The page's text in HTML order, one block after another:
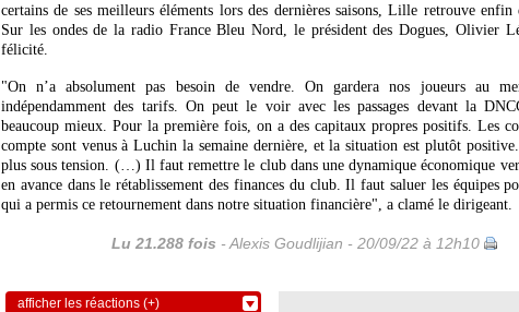
certains de ses meilleurs éléments lors des dernières saisons, Lille retrouve enfin
Sur les ondes de la radio France Bleu Nord, le président des Dogues, Olivier
félicité.
"On n’a absolument pas besoin de vendre. On gardera nos joueurs au
indépendamment des tarifs. On peut le voir avec les passages devant la
beaucoup mieux. Pour la première fois, on a des capitaux propres positifs. Les
compte sont venus à Luchin la semaine dernière, et la situation est plutôt
plus sous tension. (…) Il faut remettre le club dans une dynamique économique
en avance dans le rétablissement des finances du club. Il faut saluer les équipes
qui a permis ce retournement dans notre situation financière", a clamé le dirigeant.
Lu 21.288 fois - Alexis Goudlijian - 20/09/22 à 12h10
afficher les réactions (+)